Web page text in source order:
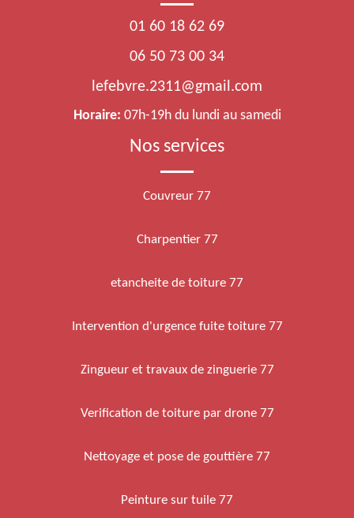
01 60 18 62 69
06 50 73 00 34
lefebvre.2311@gmail.com
Horaire: 07h-19h du lundi au samedi
Nos services
Couvreur 77
Charpentier 77
etancheite de toiture 77
Intervention d'urgence fuite toiture 77
Zingueur et travaux de zinguerie 77
Verification de toiture par drone 77
Nettoyage et pose de gouttière 77
Peinture sur tuile 77